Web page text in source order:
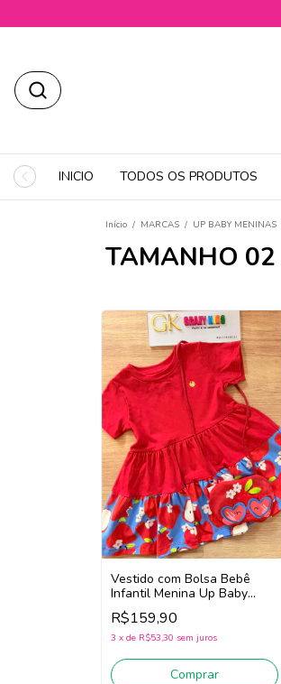
INICIO TODOS OS PRODUTOS
Início / MARCAS / UP BABY MENINAS
TAMANHO 02
Vestido com Bolsa Bebê
Infantil Menina Up Baby
47151 (Vermelho)
R$159,90
3 x de R$53,30 sem juros
Comprar